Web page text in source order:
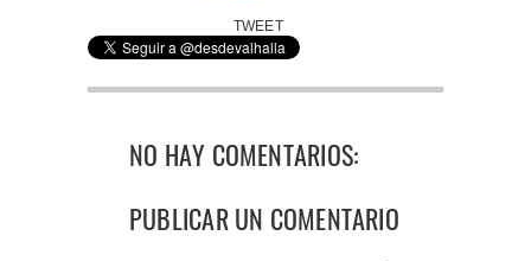
TWEET
NO HAY COMENTARIOS:
PUBLICAR UN COMENTARIO